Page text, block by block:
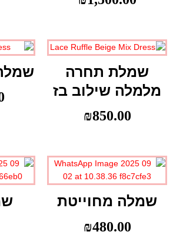
שמלת תחרה
מלמלה שילוב בז
₪850.00
שמלה מחוייטת
₪480.00